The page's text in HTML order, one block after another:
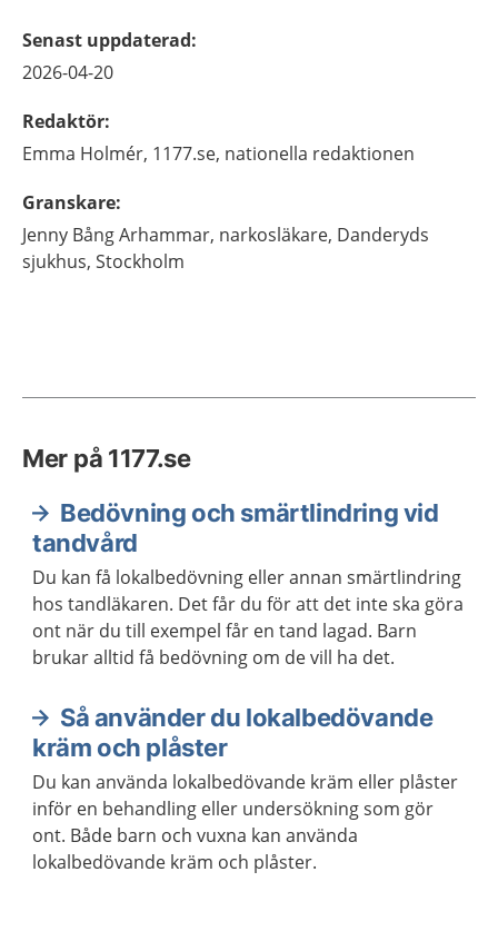
Senast uppdaterad:
2026-04-20
Redaktör:
Emma Holmér, 1177.se, nationella redaktionen
Granskare:
Jenny Bång Arhammar, narkosläkare, Danderyds
sjukhus, Stockholm
Mer på 1177.se
Bedövning och smärtlindring vid
tandvård
Du kan få lokalbedövning eller annan smärtlindring
hos tandläkaren. Det får du för att det inte ska göra
ont när du till exempel får en tand lagad. Barn
brukar alltid få bedövning om de vill ha det.
Så använder du lokalbedövande
kräm och plåster
Du kan använda lokalbedövande kräm eller plåster
inför en behandling eller undersökning som gör
ont. Både barn och vuxna kan använda
lokalbedövande kräm och plåster.